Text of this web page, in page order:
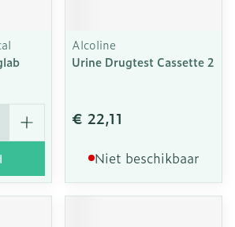
Alcoline
Urine Drugtest Cassette 2
€ 22,11
Niet beschikbaar